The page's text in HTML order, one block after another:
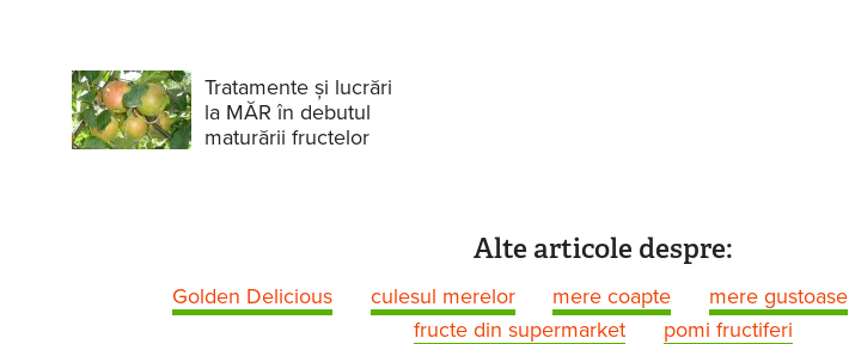
Tratamente și lucrări
la MĂR în debutul
maturării fructelor
Alte articole despre:
Golden Delicious culesul merelor mere coapte mere gustoase
fructe din supermarket
pomi fructiferi